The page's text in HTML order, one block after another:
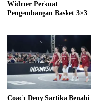
Widmer Perkuat
Pengembangan Basket 3×3
Coach Deny Sartika Benahi